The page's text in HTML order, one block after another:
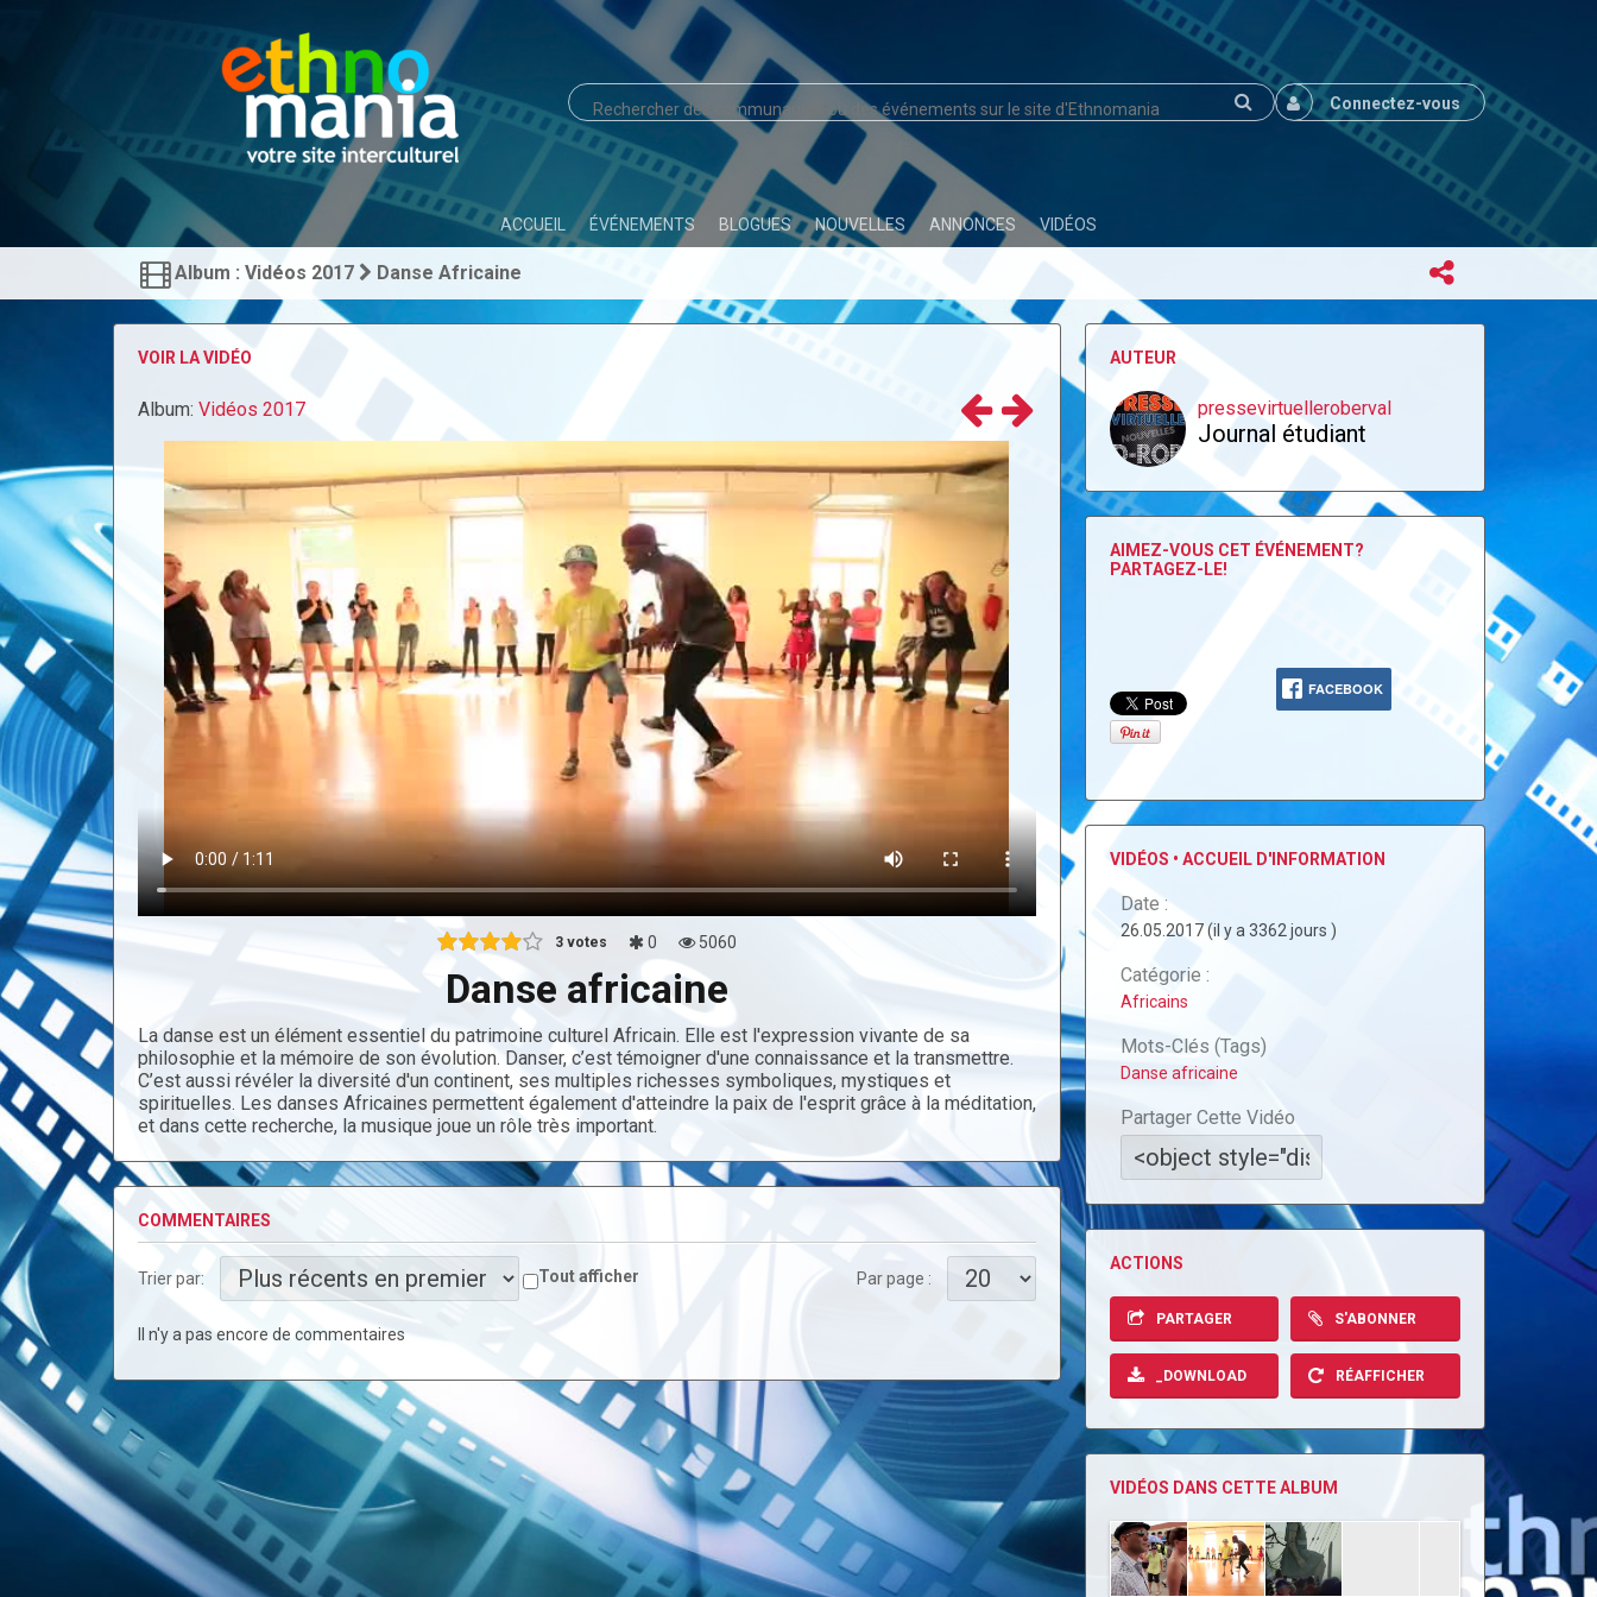
Connectez-vous
ACCUEIL ÉVÉNEMENTS BLOGUES NOUVELLES ANNONCES VIDÉOS
Album : Vidéos 2017 Danse Africaine
VOIR LA VIDÉO
Album: Vidéos 2017
3 votes 0 5060
Danse africaine
La danse est un élément essentiel du patrimoine culturel Africain. Elle est l'expression vivante de sa
philosophie et la mémoire de son évolution. Danser, c’est témoigner d'une connaissance et la transmettre.
C’est aussi révéler la diversité d'un continent, ses multiples richesses symboliques, mystiques et
spirituelles. Les danses Africaines permettent également d'atteindre la paix de l'esprit grâce à la méditation,
et dans cette recherche, la musique joue un rôle très important.
COMMENTAIRES
Trier par: Tout afficher Par page :
Il n'y a pas encore de commentaires
AUTEUR
pressevirtuelleroberval
Journal étudiant
AIMEZ-VOUS CET ÉVÉNEMENT?
PARTAGEZ-LE!
FACEBOOK
VIDÉOS • ACCUEIL D'INFORMATION
Date :
26.05.2017 (il y a 3362 jours )
Catégorie :
Africains
Mots-Clés (Tags)
Danse africaine
Partager Cette Vidéo
ACTIONS
PARTAGER S'ABONNER
_DOWNLOAD RÉAFFICHER
VIDÉOS DANS CETTE ALBUM